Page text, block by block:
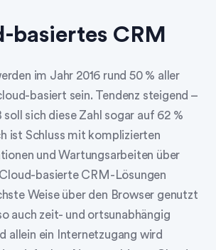
basiertes CRM
im Jahr 2016 rund 50 % aller
basiert sein. Tendenz steigend –
soll sich diese Zahl sogar auf 62 %
ist Schluss mit komplizierten
und Wartungsarbeiten über
basierte CRM-Lösungen
Weise über den Browser genutzt
auch zeit- und ortsunabhängig
allein ein Internetzugang wird